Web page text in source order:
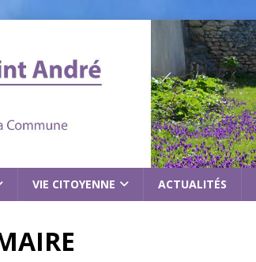
VIE CITOYENNE ACTUALITÉS